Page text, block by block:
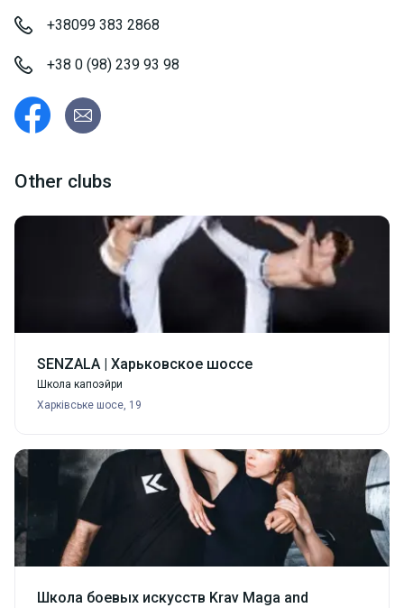
+38099 383 2868
+38 0 (98) 239 93 98
Other clubs
SENZALA | Харьковское шоссе
Школа капоэйри
Харківське шосе, 19
Школа боевых искусств Krav Maga and